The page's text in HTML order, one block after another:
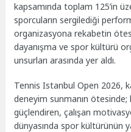
kapsamında toplam 125’in
sporcuların sergilediği
organizasyona rekabetin
dayanışma ve spor kültürü
unsurları arasında yer aldı.
Tennis Istanbul Open 2026,
deneyim sunmanın
güçlendiren, çalışan
dünyasında spor kültürünün